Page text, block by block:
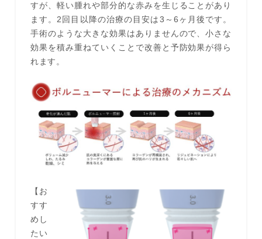
すが、軽い腫れや部分的な赤みを生じることがあり
ます。2回目以降の治療の目安は3～6ヶ月後です。
手術のような大きな効果はありませんので、小さな
効果を積み重ねていくことで改善と予防効果が得ら
れます。
【お
すす
めし
たい